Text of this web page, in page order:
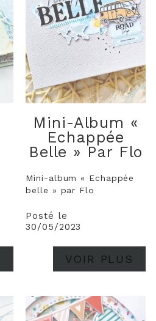
Mini-Album «
Echappée
Belle » Par Flo
Mini-album « Echappée
belle » par Flo
Posté le
30/05/2023
VOIR PLUS